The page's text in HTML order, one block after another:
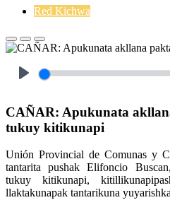
Red Kichwa
CAÑAR: Apukunata
tukuy kitikunapi
Unión Provincial de Comunas y
tantarita pushak Elifoncio
tukuy kitikunapi,
llaktakunapak tantarikuna